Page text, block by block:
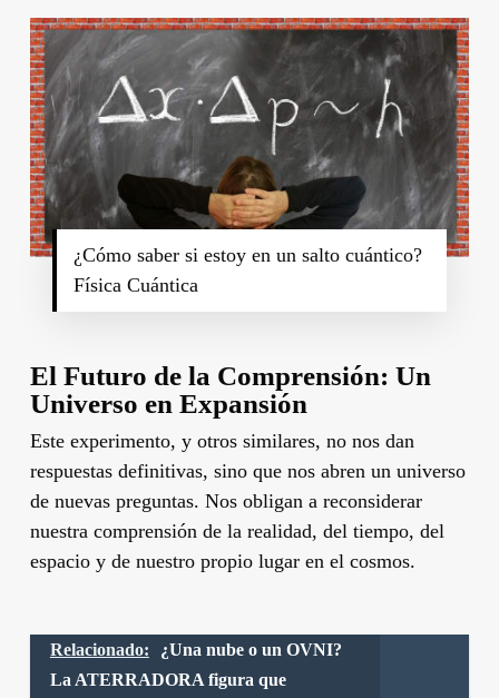
¿Cómo saber si estoy en un salto cuántico?
Física Cuántica
El Futuro de la Comprensión: Un
Universo en Expansión
Este experimento, y otros similares, no nos dan
respuestas definitivas, sino que nos abren un universo
de nuevas preguntas. Nos obligan a reconsiderar
nuestra comprensión de la realidad, del tiempo, del
espacio y de nuestro propio lugar en el cosmos.
Relacionado:
¿Una nube o un OVNI?
La ATERRADORA figura que